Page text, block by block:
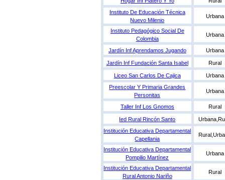
Instituto De Educación Técnica
Nuevo Milenio
Urbana
Instituto Pedagógico Social De
Colombia
Urbana
Jardín Inf Aprendamos Jugando Urbana
Jardín Inf Fundación Santa Isabel Rural
Liceo San Carlos De Cajica
Urbana
Preescolar Y Primaria Grandes
Personitas
Urbana
Taller Inf Los Gnomos Rural
Ied Rural Rincón Santo
Institución Educativa Departamental
Capellania
Institución Educativa Departamental
Pompilio Martínez
Urbana
Institución Educativa Departamental
Rural Antonio Nariño
Rural